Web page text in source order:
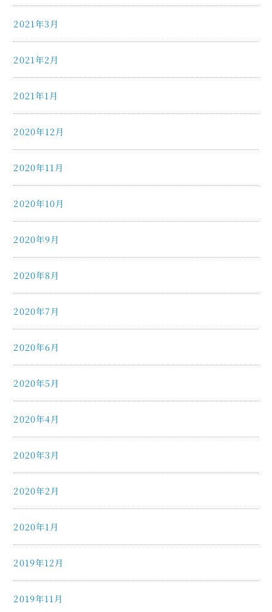
2021年3月
2021年2月
2021年1月
2020年12月
2020年11月
2020年10月
2020年9月
2020年8月
2020年7月
2020年6月
2020年5月
2020年4月
2020年3月
2020年2月
2020年1月
2019年12月
2019年11月